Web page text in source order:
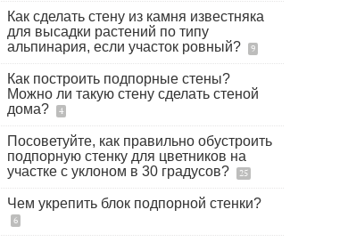
Как сделать стену из камня известняка
для высадки растений по типу
альпинария, если участок ровный?
9
Как построить подпорные стены?
Можно ли такую стену сделать стеной
дома?
4
Посоветуйте, как правильно обустроить
подпорную стенку для цветников на
участке с уклоном в 30 градусов?
25
Чем укрепить блок подпорной стенки?
6